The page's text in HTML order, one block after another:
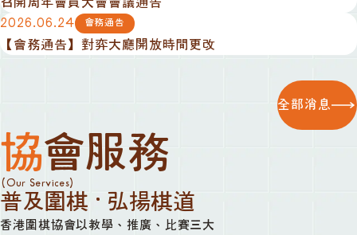
召開周年會員大會會議通告
2026.06.24
會務通告
【會務通告】對弈大廳開放時間更改
全部消息
協會服務
(Our Services)
普及圍棋 · 弘揚棋道
香港圍棋協會以教學、推廣、比賽三大